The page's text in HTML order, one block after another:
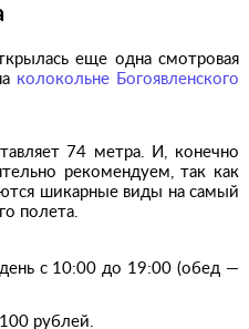
еще одна смотровая
колокольне Богоявленского
74 метра. И, конечно
рекомендуем, так как
шикарные виды на самый
полета.
с 10:00 до 19:00 (обед —
рублей.